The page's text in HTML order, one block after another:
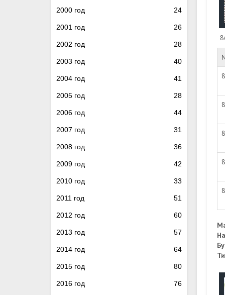
2000 год 24
2001 год 26
2002 год 28
2003 год 40
2004 год 41
2005 год 28
2006 год 44
2007 год 31
2008 год 36
2009 год 42
2010 год 33
2011 год 51
2012 год 60
2013 год 57
2014 год 64
2015 год 80
2016 год 76